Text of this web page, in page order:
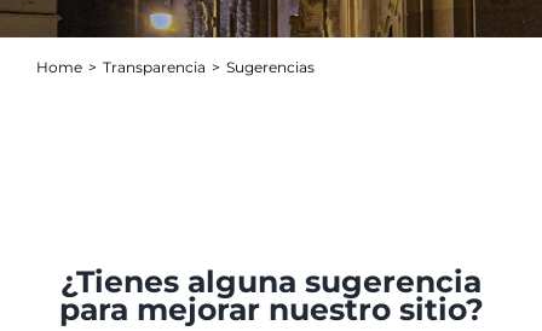
Home Transparencia Sugerencias
¿Tienes alguna sugerencia
para mejorar nuestro sitio?